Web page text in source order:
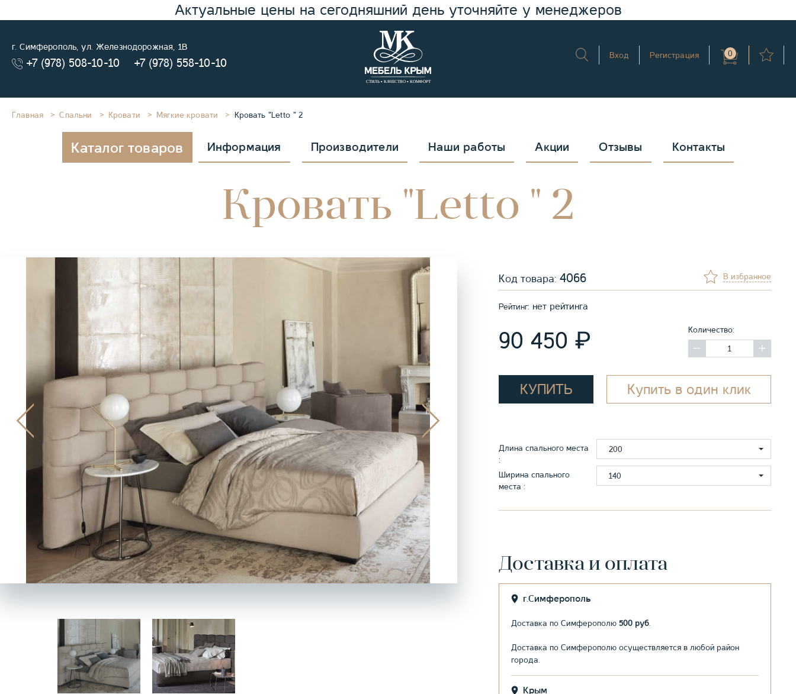
Актуальные цены на сегодняшний день уточняйте у менеджеров
г. Симферополь, ул. Железнодорожная, 1В
+7 (978) 508-10-10 +7 (978) 558-10-10
Вход Регистрация 0
Главная Спальни Кровати Мягкие кровати Кровать "Letto " 2
Каталог товаров Информация Производители Наши работы Акции Отзывы Контакты
Кровать "Letto " 2
Код товара: 4066 В избранное
Рейтинг: нет рейтинга
90 450 ₽ Количество:
КУПИТЬ Купить в один клик
Длина спального места
:
200
Ширина спального
места :
140
Доставка и оплата
г.Симферополь
Доставка по Симферополю 500 руб
Доставка по Симферополю осуществляется в любой район
города.
Крым